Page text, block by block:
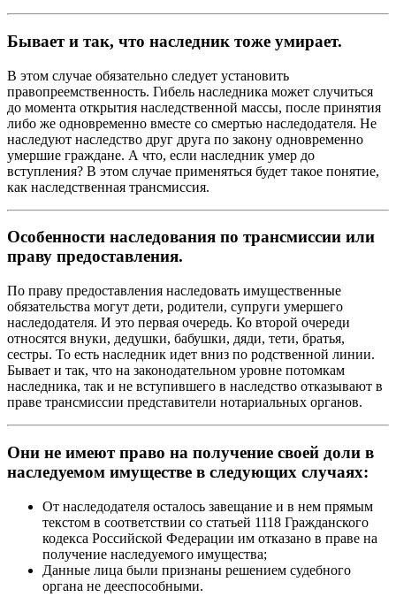
Бывает и так, что наследник тоже умирает.
В этом случае обязательно следует установить
правопреемственность. Гибель наследника может случиться
до момента открытия наследственной массы, после принятия
либо же одновременно вместе со смертью наследодателя. Не
наследуют наследство друг друга по закону одновременно
умершие граждане. А что, если наследник умер до
вступления? В этом случае применяться будет такое понятие,
как наследственная трансмиссия.
Особенности наследования по трансмиссии или
праву предоставления.
По праву предоставления наследовать имущественные
обязательства могут дети, родители, супруги умершего
наследодателя. И это первая очередь. Ко второй очереди
относятся внуки, дедушки, бабушки, дяди, тети, братья,
сестры. То есть наследник идет вниз по родственной линии.
Бывает и так, что на законодательном уровне потомкам
наследника, так и не вступившего в наследство отказывают в
праве трансмиссии представители нотариальных органов.
Они не имеют право на получение своей доли в
наследуемом имуществе в следующих случаях:
От наследодателя осталось завещание и в нем прямым
текстом в соответствии со статьей 1118 Гражданского
кодекса Российской Федерации им отказано в праве на
получение наследуемого имущества;
Данные лица были признаны решением судебного
органа не дееспособными.